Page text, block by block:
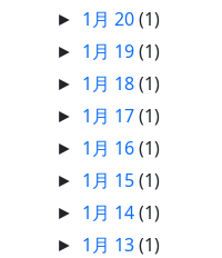
► 1月 20(1)
► 1月 19(1)
► 1月 18(1)
► 1月 17(1)
► 1月 16(1)
► 1月 15(1)
► 1月 14(1)
► 1月 13(1)